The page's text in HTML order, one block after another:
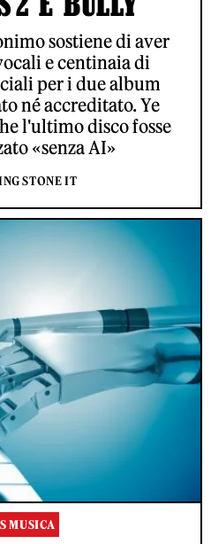
sostiene di aver
e centinaia di
per i due album
né accreditato. Ye
l'ultimo disco fosse
«senza AI»
STONE IT
MUSICA